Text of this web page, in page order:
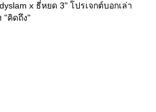
x ธี่หยด 3" โปรเจกต์บอกเล่า
"คิดถึง"